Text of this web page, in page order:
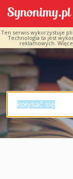
Ten serwis wykorzystuje
Technologia ta jest
reklamowych.